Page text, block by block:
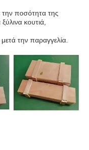
ποσότητα της
κουτιά,
την παραγγελία.